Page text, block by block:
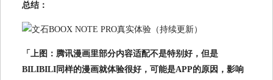
总结：
「上图：腾讯漫画里部分内容适配不是特别好，但是
BILIBILI同样的漫画就体验很好，可能是APP的原因，影响